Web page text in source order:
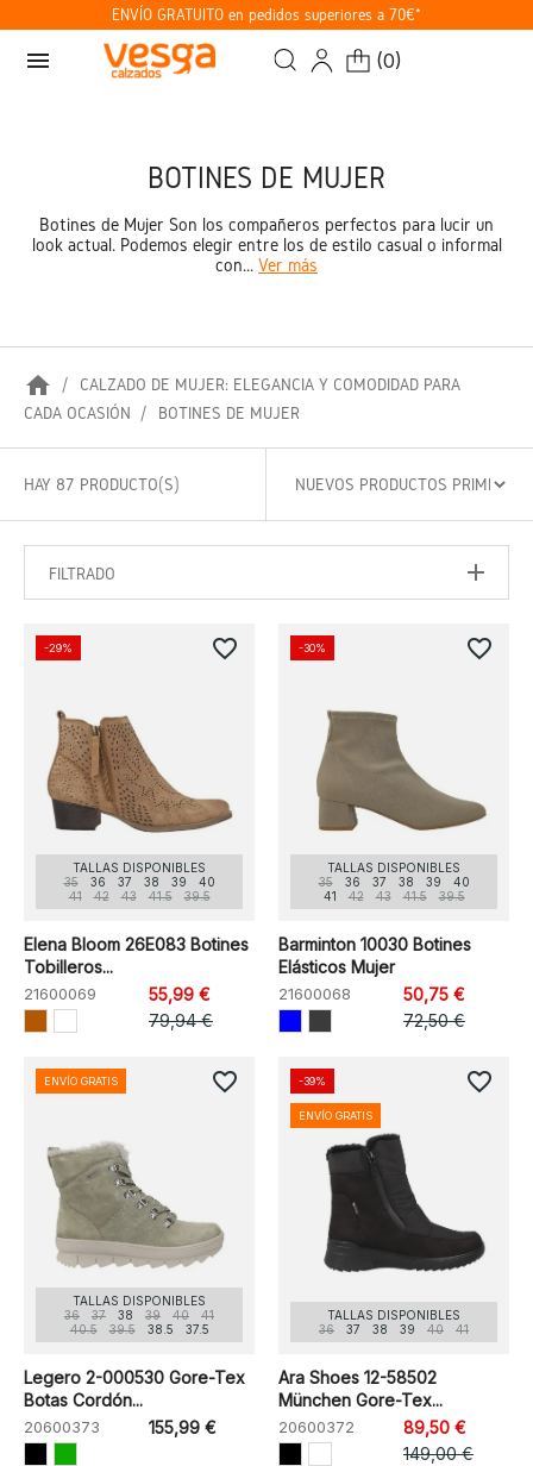
ENVÍO GRATUITO en pedidos superiores a 70€*
menu (0)
BOTINES DE MUJER
Botines de Mujer Son los compañeros perfectos para lucir un
look actual. Podemos elegir entre los de estilo casual o informal
con... Ver más
home
CALZADO DE MUJER: ELEGANCIA Y COMODIDAD PARA
CADA OCASIÓN
BOTINES DE MUJER
HAY 87 PRODUCTO(S)
FILTRADO
TALLAS DISPONIBLES
35
36 37 38 39
40
41
42 43 41.5 39.5
Elena Bloom 26E083 Botines
Tobilleros...
21600069
55,99 €
79,94 €
-29% favorite_border
TALLAS DISPONIBLES
35
36 37 38 39
40
41
42 43 41.5 39.5
Barminton 10030 Botines
Elásticos Mujer
21600068
50,75 €
72,50 €
-30% favorite_border
TALLAS DISPONIBLES
36
37 38 39 40
41
40.5
39.5 38.5 37.5
Legero 2-000530 Gore-Tex
Botas Cordón...
20600373 155,99 €
ENVÍO GRATIS favorite_border
TALLAS DISPONIBLES
36
37 38 39 40 41
Ara Shoes 12-58502
München Gore-Tex...
20600372
89,50 €
149,00 €
-39%
ENVÍO GRATIS
favorite_border